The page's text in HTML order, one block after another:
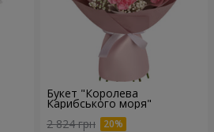
Букет "Королева
Карибського моря"
2 824 грн